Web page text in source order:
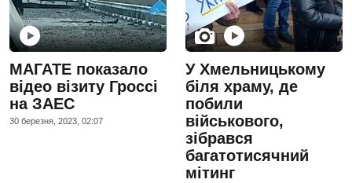
МАГАТЕ показало
відео візиту Гроссі
на ЗАЕС
30 березня, 2023, 02:07
У Хмельницькому
біля храму, де
побили
військового,
зібрався
багатотисячний
мітинг